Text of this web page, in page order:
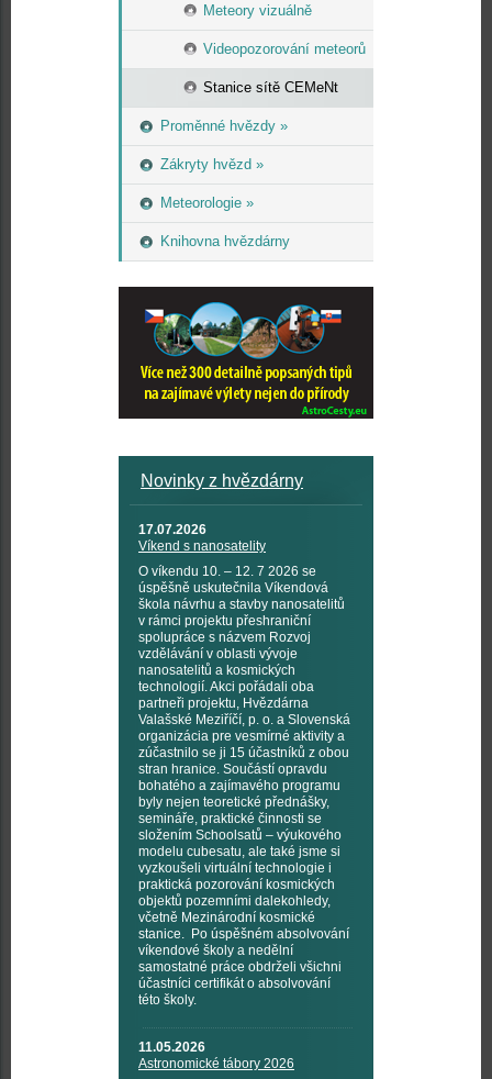
Meteory vizuálně
Videopozorování meteorů
Stanice sítě CEMeNt
Proměnné hvězdy »
Zákryty hvězd »
Meteorologie »
Knihovna hvězdárny
Novinky z hvězdárny
17.07.2026
Víkend s nanosatelity
O víkendu 10. – 12. 7 2026 se
úspěšně uskutečnila Víkendová
škola návrhu a stavby nanosatelitů
v rámci projektu přeshraniční
spolupráce s názvem Rozvoj
vzdělávání v oblasti vývoje
nanosatelitů a kosmických
technologií. Akci pořádali oba
partneři projektu, Hvězdárna
Valašské Meziříčí, p. o. a Slovenská
organizácia pre vesmírné aktivity a
zúčastnilo se ji 15 účastníků z obou
stran hranice. Součástí opravdu
bohatého a zajímavého programu
byly nejen teoretické přednášky,
semináře, praktické činnosti se
složením Schoolsatů – výukového
modelu cubesatu, ale také jsme si
vyzkoušeli virtuální technologie i
praktická pozorování kosmických
objektů pozemními dalekohledy,
včetně Mezinárodní kosmické
stanice. Po úspěšném absolvování
víkendové školy a nedělní
samostatné práce obdrželi všichni
účastníci certifikát o absolvování
této školy.
11.05.2026
Astronomické tábory 2026